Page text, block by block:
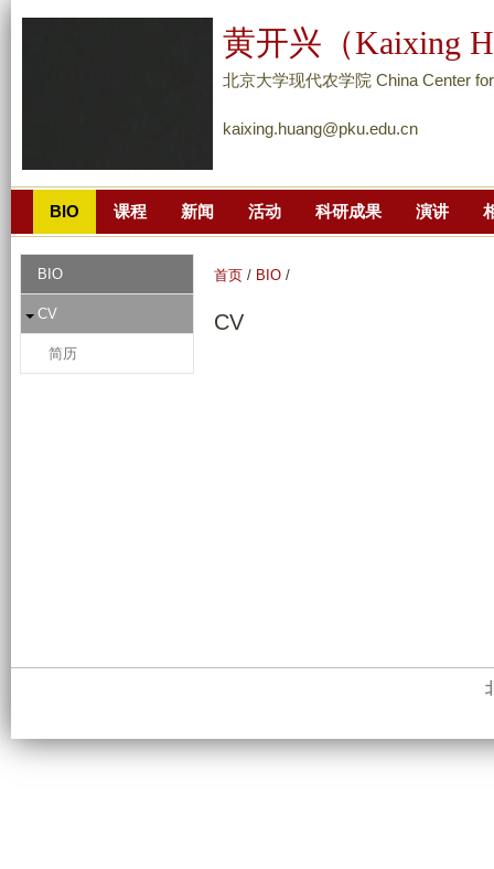
转
到
主
内
黄开兴（Kaixing
北京大学现代农学院 China Center
kaixing.huang@pku.edu.cn
BIO 课程 新闻 活动 科研成果 演讲
首页 / BIO /
CV
BIO
CV
简历